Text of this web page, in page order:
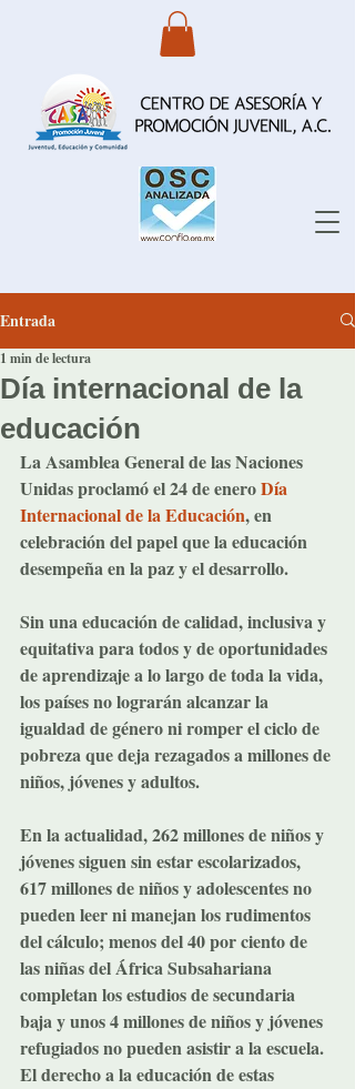
Entrada
Día internacional de la
educación
1 min de lectura
La Asamblea General de las Naciones
Unidas proclamó el 24 de enero Día
Internacional de la Educación, en
celebración del papel que la educación
desempeña en la paz y el desarrollo.
Sin una educación de calidad, inclusiva y
equitativa para todos y de oportunidades
de aprendizaje a lo largo de toda la vida,
los países no lograrán alcanzar la
igualdad de género ni romper el ciclo de
pobreza que deja rezagados a millones de
niños, jóvenes y adultos.
En la actualidad, 262 millones de niños y
jóvenes siguen sin estar escolarizados,
617 millones de niños y adolescentes no
pueden leer ni manejan los rudimentos
del cálculo; menos del 40 por ciento de
las niñas del África Subsahariana
completan los estudios de secundaria
baja y unos 4 millones de niños y jóvenes
refugiados no pueden asistir a la escuela.
El derecho a la educación de estas